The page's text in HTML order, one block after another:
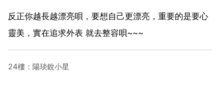
反正你越長越漂亮唄，要想自己更漂亮，重要的是要心
靈美，實在追求外表 就去整容唄~~~
24樓：陽琰銳小星